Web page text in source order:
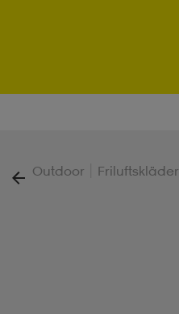
Outdoor Friluftskläder